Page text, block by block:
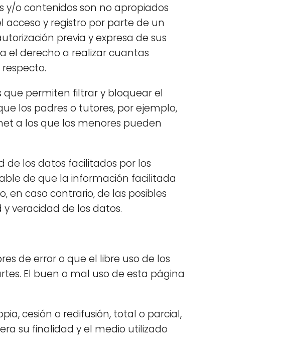
y/o contenidos son no apropiados
y registro por parte de un
previa y expresa de sus
el derecho a realizar cuantas
permiten filtrar y bloquear el
los padres o tutores, por ejemplo,
a los que los menores pueden
de los datos facilitados por los
de que la información facilitada
en caso contrario, de las posibles
veracidad de los datos.
de error o que el libre uso de los
El buen o mal uso de esta página
cesión o redifusión, total o parcial,
su finalidad y el medio utilizado